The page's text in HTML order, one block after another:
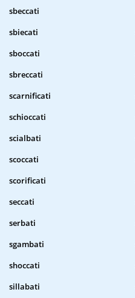
sbeccati
sbiecati
sboccati
sbreccati
scarnificati
schioccati
scialbati
scoccati
scorificati
seccati
serbati
sgambati
shoccati
sillabati